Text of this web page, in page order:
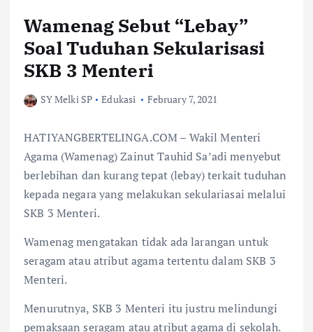
Wamenag Sebut “Lebay”
Soal Tuduhan Sekularisasi
SKB 3 Menteri
SY Melki SP Edukasi February 7, 2021
HATIYANGBERTELINGA.COM – Wakil Menteri
Agama (Wamenag) Zainut Tauhid Sa’adi menyebut
berlebihan dan kurang tepat (lebay) terkait tuduhan
kepada negara yang melakukan sekulariasai melalui
SKB 3 Menteri.
Wamenag mengatakan tidak ada larangan untuk
seragam atau atribut agama tertentu dalam SKB 3
Menteri.
Menurutnya, SKB 3 Menteri itu justru melindungi
pemaksaan seragam atau atribut agama di sekolah.